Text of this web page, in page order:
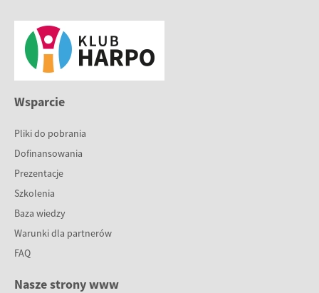
Wsparcie
Pliki do pobrania
Dofinansowania
Prezentacje
Szkolenia
Baza wiedzy
Warunki dla partnerów
FAQ
Nasze strony www